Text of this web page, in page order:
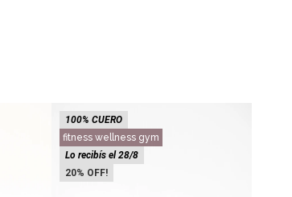
20
100% CUERO
fitness wellness gym
Lo recibís el 28/8